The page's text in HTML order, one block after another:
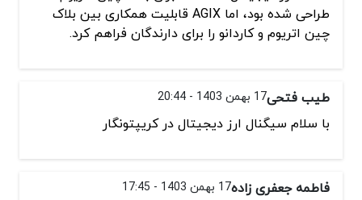
طراحی شده بود، اما AGIX قابلیت همکاری بین بلاک
چین اتریوم و کاردانو را برای دارندگان فراهم کرد.
طیب فتحی17 بهمن 1403 - 20:44
با سلام سیگنال ارز دیجیتال در کریپتونگار
فاطمه جعفری زاده17 بهمن 1403 - 17:45